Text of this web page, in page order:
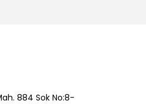
884 Sok No:8-